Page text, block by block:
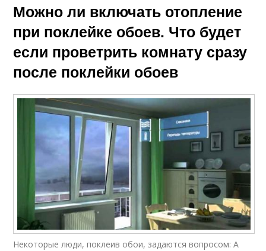
Можно ли включать отопление
при поклейке обоев. Что будет
если проветрить комнату сразу
после поклейки обоев
Некоторые люди, поклеив обои, задаются вопросом: А